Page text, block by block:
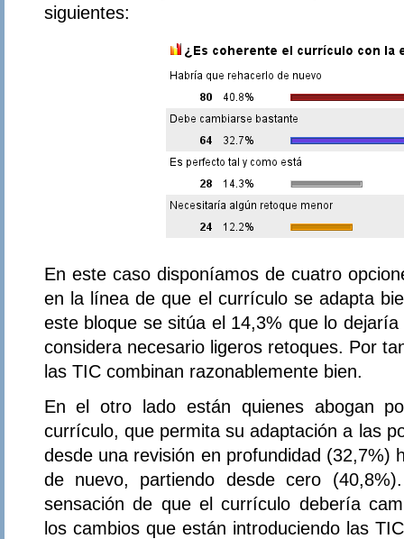
siguientes:
En este caso disponíamos de cuatro
en la línea de que el currículo se adapta
este bloque se sitúa el 14,3% que lo
considera necesario ligeros retoques. Por
las TIC combinan razonablemente bien.
En el otro lado están quienes abogan
currículo, que permita su adaptación a las
desde una revisión en profundidad (32,7%)
de nuevo, partiendo desde cero
sensación de que el currículo debería
los cambios que están introduciendo las